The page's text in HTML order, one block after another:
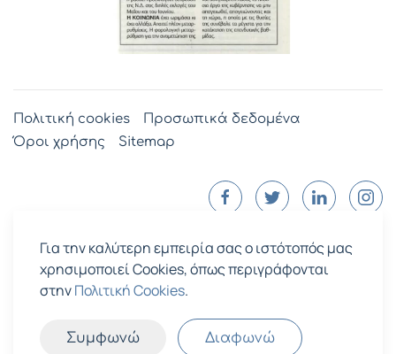
Πολιτική cookies
Προσωπικά δεδομένα
Όροι χρήσης
Sitemap
Για την καλύτερη εμπειρία σας ο ιστότοπός μας
χρησιμοποιεί Cookies, όπως περιγράφονται
στηνΠολιτική Cookies.
Συμφωνώ Διαφωνώ